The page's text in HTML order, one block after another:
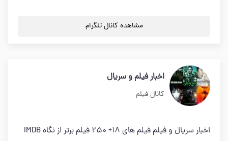
مشاهده کانال تلگرام
اخبار فیلم و سریال
کانال فیلم
اخبار سریال و فیلم فیلم های 18+ 250 فیلم برتر از نگاه IMDB